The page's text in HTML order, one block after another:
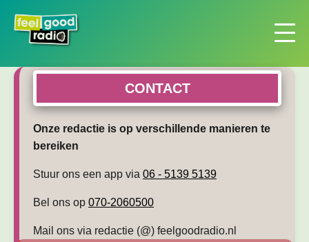
CONTACT
Onze redactie is op verschillende manieren te
bereiken
Stuur ons een app via 06 - 5139 5139
Bel ons op 070-2060500
Mail ons via redactie (@) feelgoodradio.nl